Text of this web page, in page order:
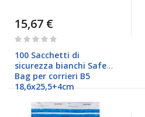
15,67 €
Rating:
100 Sacchetti di
sicurezza bianchi Safe
Bag per corrieri B5
18,6x25,5+4cm